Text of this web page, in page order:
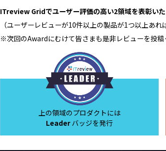
ITreview Gridでユーザー評価の高い2領域を表彰いた
（ユーザーレビューが10件以上の製品が1つ以上あれ
※次回のAwardにむけて皆さまも是非レビューを投稿
上の領域のプロダクトには
Leader バッジを発行